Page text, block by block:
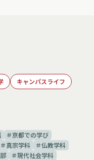
キャンパスライフ
京都での学び
真宗学科
仏教学科
現代社会学科